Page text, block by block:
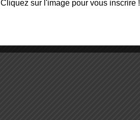
Cliquez sur l'image pour vous inscrire !